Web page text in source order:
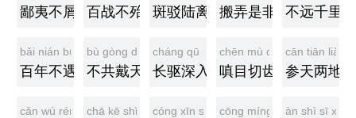
鄙夷不屑 百战不殆 斑驳陆离 搬弄是非 不远千里
bǎi nián bú yù
百年不遇
bù gòng dài tiān
不共戴天
cháng qū shēn rù
长驱深入
chēn mù qiē chǐ
嗔目切齿
cān tiān liǎng
参天两地
cǎn wú rén lǐ chā kē shǐ qì cóng xīn suǒ yùcōng míng zhì huìàn shì sī xīn